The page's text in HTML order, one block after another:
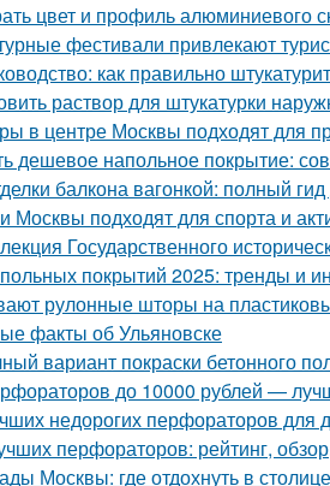
цвет и профиль алюминиевого
фестивали привлекают
как правильно
раствор для штукатурки
в центре Москвы подходят для
дешевое напольное покрытие:
балкона вагонкой: полный
Москвы подходят для спорта и
Государственного
покрытий 2025: тренды и
рулонные шторы на
факты об Ульяновске
вариант покраски бетонного
до 10000 рублей —
недорогих перфораторов для
перфораторов: рейтинг,
Москвы: где отдохнуть в столице